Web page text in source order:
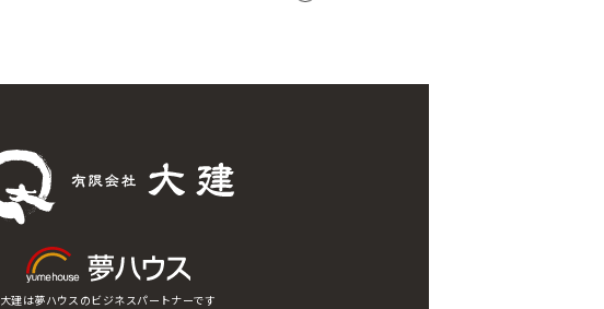
大建は夢ハウスのビジネスパートナーです